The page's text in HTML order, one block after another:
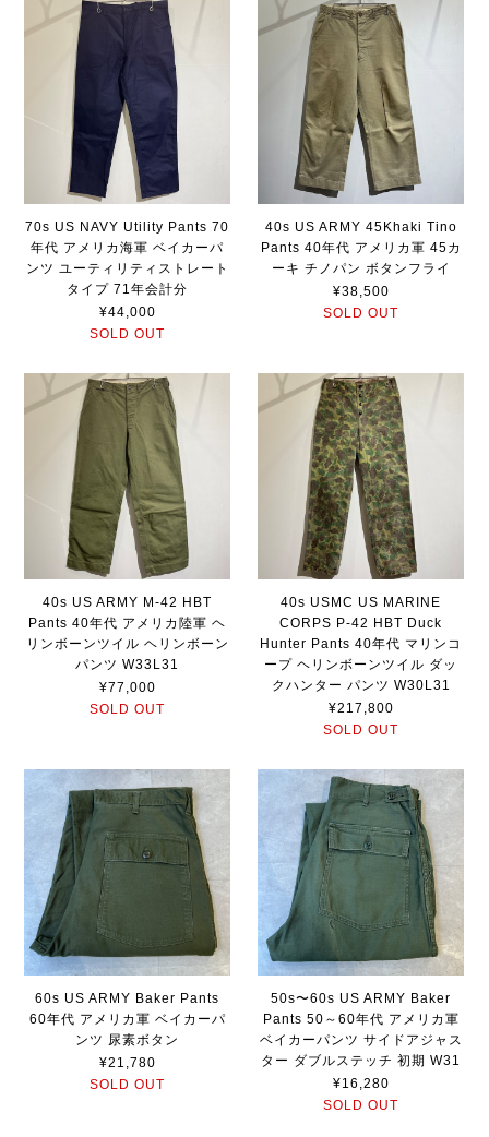
70s US NAVY Utility Pants 70
年代 アメリカ海軍 ベイカーパ
ンツ ユーティリティストレート
タイプ 71年会計分
¥44,000
SOLD OUT
40s US ARMY 45Khaki Tino
Pants 40年代 アメリカ軍 45カ
ーキ チノパン ボタンフライ
¥38,500
SOLD OUT
40s US ARMY M-42 HBT
Pants 40年代 アメリカ陸軍 ヘ
リンボーンツイル ヘリンボーン
パンツ W33L31
¥77,000
SOLD OUT
40s USMC US MARINE
CORPS P-42 HBT Duck
Hunter Pants 40年代 マリンコ
ープ ヘリンボーンツイル ダッ
クハンター パンツ W30L31
¥217,800
SOLD OUT
60s US ARMY Baker Pants
60年代 アメリカ軍 ベイカーパ
ンツ 尿素ボタン
¥21,780
SOLD OUT
50s〜60s US ARMY Baker
Pants 50～60年代 アメリカ軍
ベイカーパンツ サイドアジャス
ター ダブルステッチ 初期 W31
¥16,280
SOLD OUT